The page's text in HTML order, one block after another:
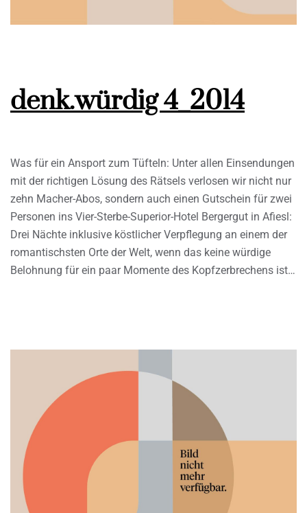
denk.würdig 4_2014
Was für ein Ansport zum Tüfteln: Unter allen Einsendungen
mit der richtigen Lösung des Rätsels verlosen wir nicht nur
zehn Macher-Abos, sondern auch einen Gutschein für zwei
Personen ins Vier-Sterbe-Superior-Hotel Bergergut in Afiesl:
Drei Nächte inklusive köstlicher Verpflegung an einem der
romantischsten Orte der Welt, wenn das keine würdige
Belohnung für ein paar Momente des Kopfzerbrechens ist…